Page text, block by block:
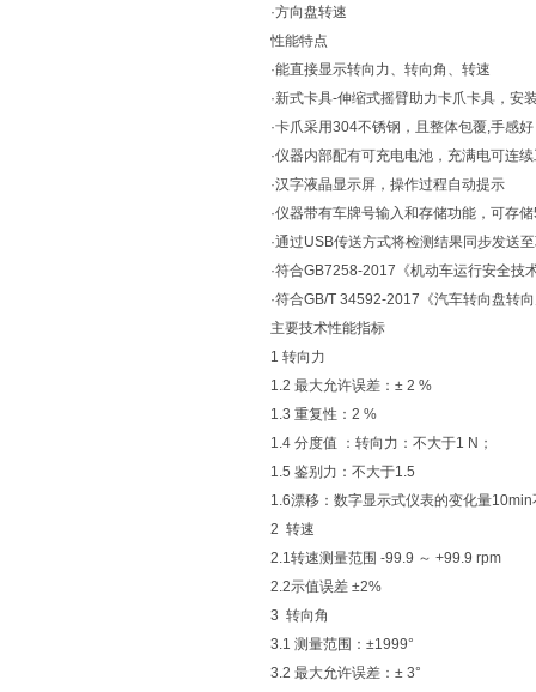
·方向盘转速
性能特点
·能直接显示转向力、转向角、转速
·新式卡具-伸缩式摇臂助力卡爪卡具，安
·卡爪采用304不锈钢，且整体包覆,手感
·仪器内部配有可充电电池，充满电可连
·汉字液晶显示屏，操作过程自动提示
·仪器带有车牌号输入和存储功能，可存
·通过USB传送方式将检测结果同步发送
·符合GB7258-2017《机动车运行安全技
·符合GB/T 34592-2017《汽车转向盘转
主要技术性能指标
1 转向力
1.2 最大允许误差：± 2 %
1.3 重复性：2 %
1.4 分度值 ：转向力：不大于1 N；
1.5 鉴别力：不大于1.5
1.6漂移：数字显示式仪表的变化量
2 转速
2.1转速测量范围 -99.9 ～ +99.9 rpm
2.2示值误差 ±2%
3 转向角
3.1 测量范围：±1999°
3.2 最大允许误差：± 3°